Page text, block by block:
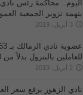
اليوم.. محاكمة رئس
بتهمة تزوير الجمعية
3 أبريل، 2019
للعاملين بالبترول بدلاً من 180 ألف جنية
2 أبريل، 2019